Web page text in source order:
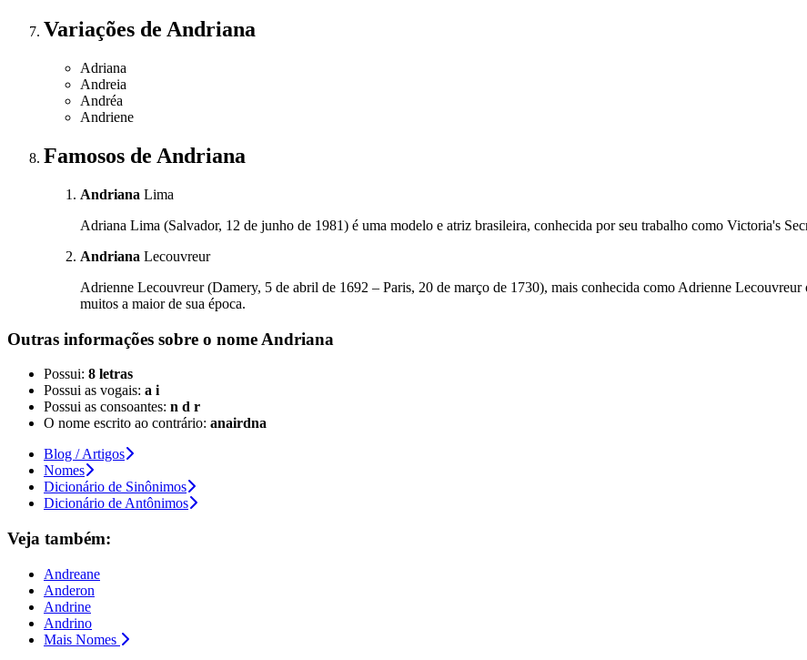
Variações de Andriana
Adriana
Andreia
Andréa
Andriene
Famosos de Andriana
Andriana Lima
Adriana Lima (Salvador, 12 de junho de 1981) é uma modelo e atriz brasileira, conhecida por seu trabalho como Victoria's
Andriana Lecouvreur
Adrienne Lecouvreur (Damery, 5 de abril de 1692 – Paris, 20 de março de 1730), mais conhecida como Adrienne
muitos a maior de sua época.
Outras informações sobre o nome Andriana
Possui: 8 letras
Possui as vogais: a i
Possui as consoantes: n d r
O nome escrito ao contrário: anairdna
Blog / Artigos
Nomes
Dicionário de Sinônimos
Dicionário de Antônimos
Veja também:
Andreane
Anderon
Andrine
Andrino
Mais Nomes